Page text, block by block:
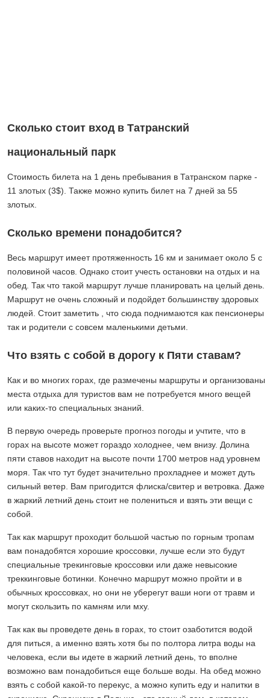
Сколько стоит вход в Татранский
национальный парк
Стоимость билета на 1 день пребывания в Татранском парке -
11 злотых (3$). Также можно купить билет на 7 дней за 55
злотых.
Сколько времени понадобится?
Весь маршрут имеет протяженность 16 км и занимает около 5 с
половиной часов. Однако стоит учесть остановки на отдых и на
обед. Так что такой маршрут лучше планировать на целый день.
Маршрут не очень сложный и подойдет большинству здоровых
людей. Стоит заметить , что сюда поднимаются как пенсионеры
так и родители с совсем маленькими детьми.
Что взять с собой в дорогу к Пяти ставам?
Как и во многих горах, где размечены маршруты и организованы
места отдыха для туристов вам не потребуется много вещей
или каких-то специальных знаний.
В первую очередь проверьте прогноз погоды и учтите, что в
горах на высоте может гораздо холоднее, чем внизу. Долина
пяти ставов находит на высоте почти 1700 метров над уровнем
моря. Так что тут будет значительно прохладнее и может дуть
сильный ветер. Вам пригодится флиска/свитер и ветровка. Даже
в жаркий летний день стоит не полениться и взять эти вещи с
собой.
Так как маршрут проходит большой частью по горным тропам
вам понадобятся хорошие кроссовки, лучше если это будут
специальные трекинговые кроссовки или даже невысокие
треккинговые ботинки. Конечно маршрут можно пройти и в
обычных кроссовках, но они не уберегут ваши ноги от травм и
могут скользить по камням или мху.
Так как вы проведете день в горах, то стоит озаботится водой
для питься, а именно взять хотя бы по полтора литра воды на
человека, если вы идете в жаркий летний день, то вполне
возможно вам понадобиться еще больше воды. На обед можно
взять с собой какой-то перекус, а можно купить еду и напитки в